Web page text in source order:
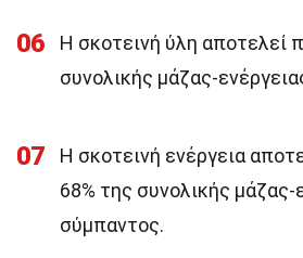
06
Η σκοτεινή ύλη αποτελεί
συνολικής μάζας-
07
Η σκοτεινή ενέργεια
68% της συνολικής μάζας-
σύμπαντος.